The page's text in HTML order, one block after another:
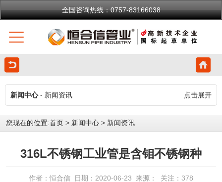
全国咨询热线：0757-83166038
新闻中心- 新闻资讯 点击展开
您现在的位置:首页 > 新闻中心 > 新闻资讯
316L不锈钢工业管是含钼不锈钢种
作者：恒合信 日期：2020-06-23 来源： 关注： 378